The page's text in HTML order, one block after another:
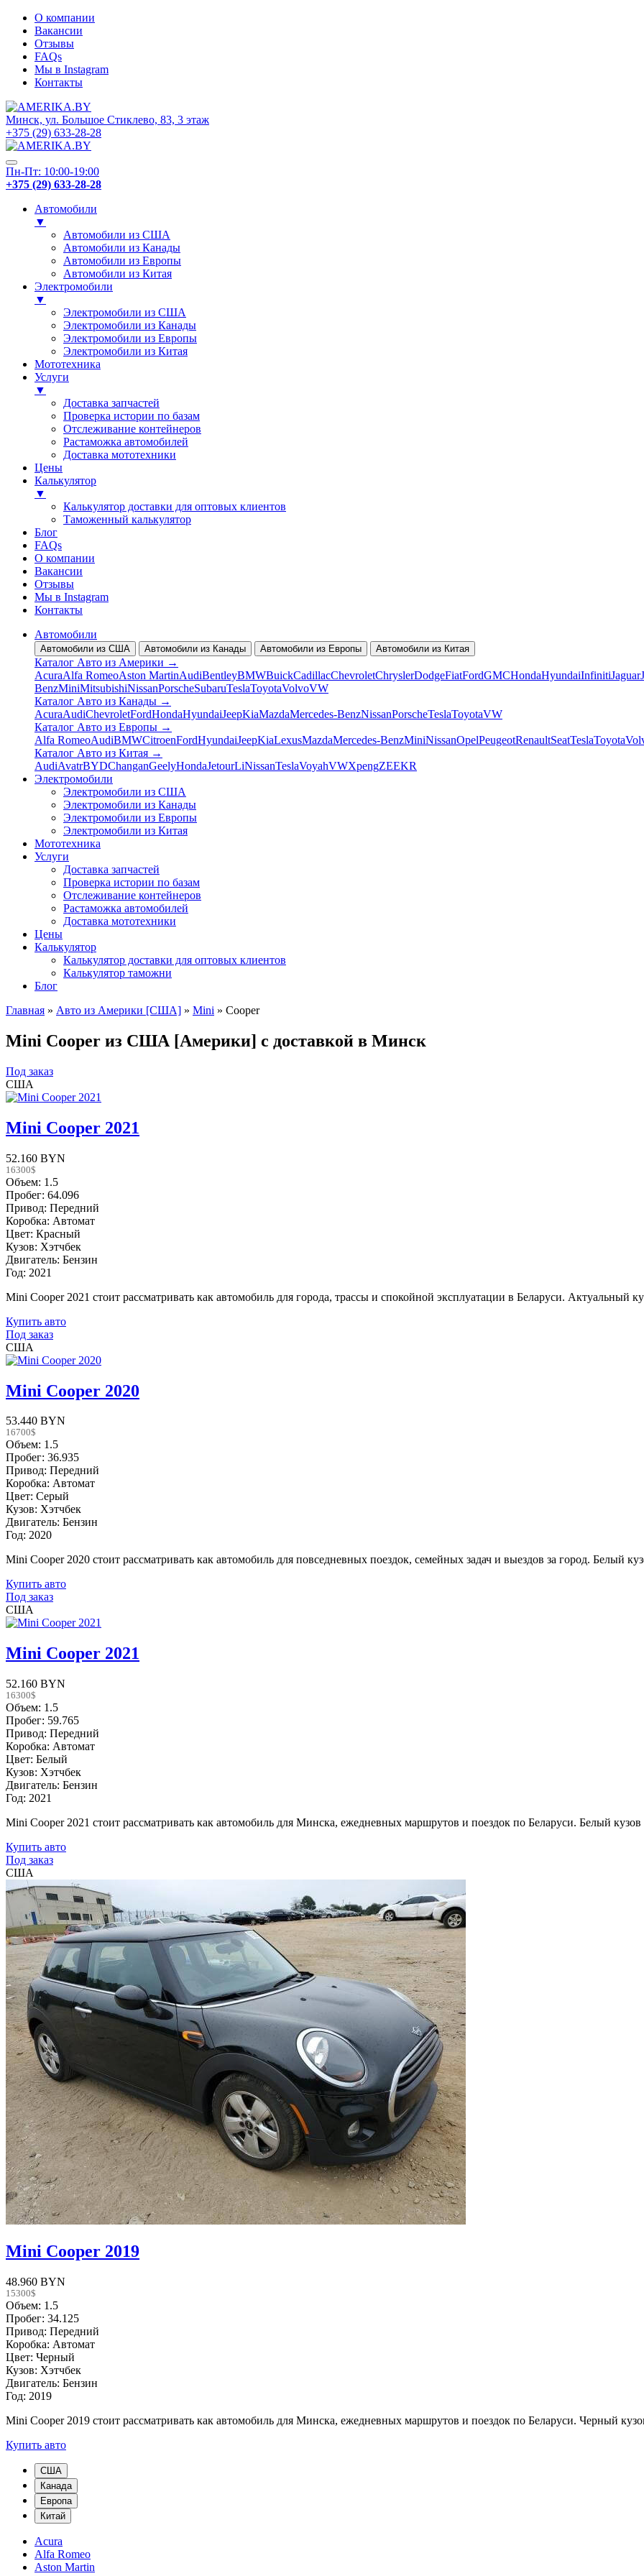
О компании
Вакансии
Отзывы
FAQs
Мы в Instagram
Контакты
Минск, ул. Большое Стиклево, 83, 3 этаж
+375 (29) 633-28-28
Пн-Пт: 10:00-19:00
+375 (29) 633-28-28
Автомобили
▼
Автомобили из США
Автомобили из Канады
Автомобили из Европы
Автомобили из Китая
Электромобили
▼
Электромобили из США
Электромобили из Канады
Электромобили из Европы
Электромобили из Китая
Мототехника
Услуги
▼
Доставка запчастей
Проверка истории по базам
Отслеживание контейнеров
Растаможка автомобилей
Доставка мототехники
Цены
Калькулятор
▼
Калькулятор доставки для оптовых клиентов
Таможенный калькулятор
Блог
FAQs
О компании
Вакансии
Отзывы
Мы в Instagram
Контакты
Автомобили
Автомобили из США Автомобили из Канады Автомобили из Европы Автомобили из Китая
Каталог Авто из Америки →
AcuraAlfa RomeoAston MartinAudiBentleyBMWBuickCadillacChevroletChryslerDodgeFiatFordGMCHondaHyundaiInfinitiJaguar
BenzMiniMitsubishiNissanPorscheSubaruTeslaToyotaVolvoVW
Каталог Авто из Канады →
AcuraAudiChevroletFordHondaHyundaiJeepKiaMazdaMercedes-BenzNissanPorscheTeslaToyotaVW
Каталог Авто из Европы →
Alfa RomeoAudiBMWCitroenFordHyundaiJeepKiaLexusMazdaMercedes-BenzMiniNissanOpelPeugeotRenaultSeatTeslaToyota
Каталог Авто из Китая →
AudiAvatrBYDChanganGeelyHondaJetourLiNissanTeslaVoyahVWXpengZEEKR
Электромобили
Электромобили из США
Электромобили из Канады
Электромобили из Европы
Электромобили из Китая
Мототехника
Услуги
Доставка запчастей
Проверка истории по базам
Отслеживание контейнеров
Растаможка автомобилей
Доставка мототехники
Цены
Калькулятор
Калькулятор доставки для оптовых клиентов
Калькулятор таможни
Блог
Главная » Авто из Америки [США] » Mini » Cooper
Mini Cooper из США [Америки] с доставкой в Минск
Под заказ
США
Mini Cooper 2021
52.160 BYN
16300$
Объем: 1.5
Пробег: 64.096
Привод: Передний
Коробка: Автомат
Цвет: Красный
Кузов: Хэтчбек
Двигатель: Бензин
Год: 2021
Mini Cooper 2021 стоит рассматривать как автомобиль для города, трассы и спокойной эксплуатации в Беларуси. Актуальный
Купить авто
Под заказ
США
Mini Cooper 2020
53.440 BYN
16700$
Объем: 1.5
Пробег: 36.935
Привод: Передний
Коробка: Автомат
Цвет: Серый
Кузов: Хэтчбек
Двигатель: Бензин
Год: 2020
Mini Cooper 2020 стоит рассматривать как автомобиль для повседневных поездок, семейных задач и выездов за город. Белый
Купить авто
Под заказ
США
Mini Cooper 2021
52.160 BYN
16300$
Объем: 1.5
Пробег: 59.765
Привод: Передний
Коробка: Автомат
Цвет: Белый
Кузов: Хэтчбек
Двигатель: Бензин
Год: 2021
Mini Cooper 2021 стоит рассматривать как автомобиль для Минска, ежедневных маршрутов и поездок по Беларуси. Белый кузов
Купить авто
Под заказ
США
Mini Cooper 2019
48.960 BYN
15300$
Объем: 1.5
Пробег: 34.125
Привод: Передний
Коробка: Автомат
Цвет: Черный
Кузов: Хэтчбек
Двигатель: Бензин
Год: 2019
Mini Cooper 2019 стоит рассматривать как автомобиль для Минска, ежедневных маршрутов и поездок по Беларуси. Черный
Купить авто
США
Канада
Европа
Китай
Acura
Alfa Romeo
Aston Martin